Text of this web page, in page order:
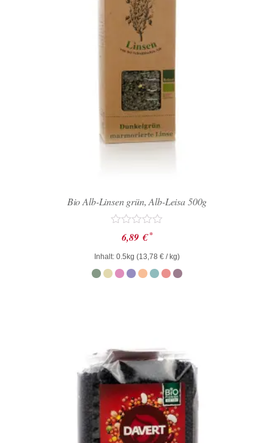
Bio Alb-Linsen grün, Alb-Leisa 500g
Bewertet
mit
0
von
5
6,89 € *
Inhalt: 0.5kg (13,78 € / kg)